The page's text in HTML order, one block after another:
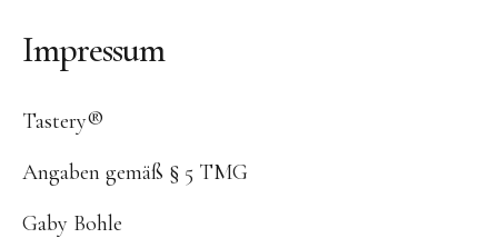
Impressum
Tastery®
Angaben gemäß § 5 TMG
Gaby Bohle